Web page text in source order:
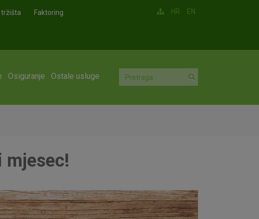
tržišta Faktoring HR EN
Osiguranje Ostale usluge
mjesec!